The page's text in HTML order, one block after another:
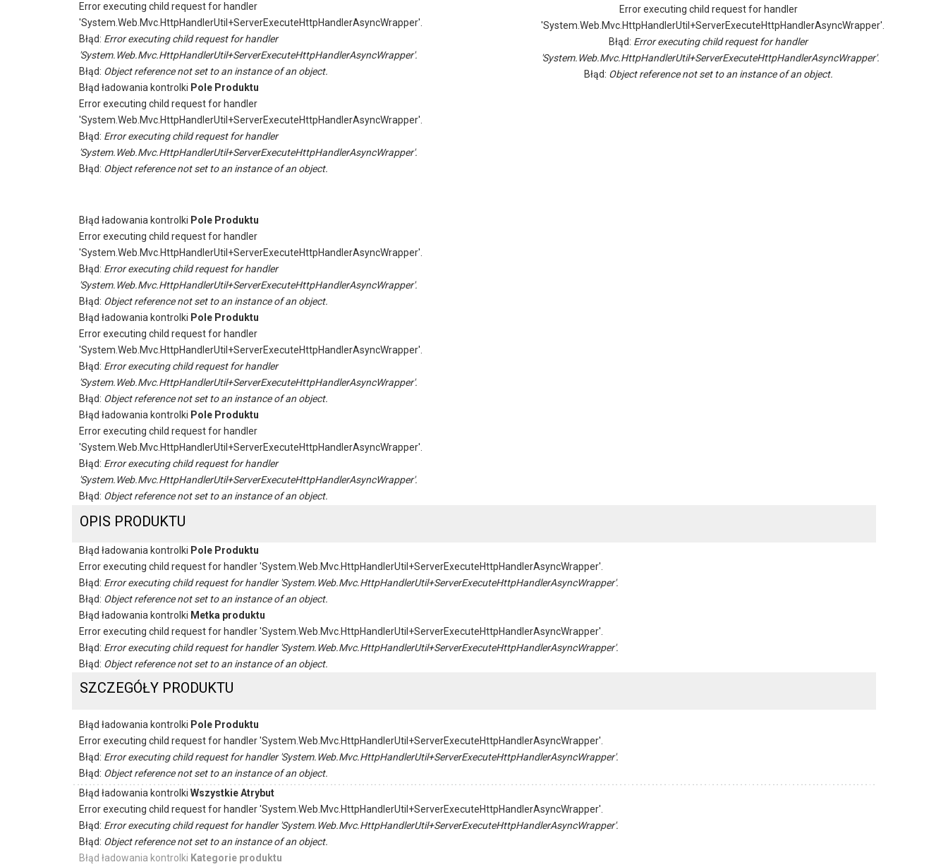
Error executing child request for handler
'System.Web.Mvc.HttpHandlerUtil+ServerExecuteHttpHandlerAsyncWrapper'.
Błąd: Error executing child request for handler
'System.Web.Mvc.HttpHandlerUtil+ServerExecuteHttpHandlerAsyncWrapper'.
Błąd: Object reference not set to an instance of an object.
Błąd ładowania kontrolki Pole Produktu
Error executing child request for handler
'System.Web.Mvc.HttpHandlerUtil+ServerExecuteHttpHandlerAsyncWrapper'.
Błąd: Error executing child request for handler
'System.Web.Mvc.HttpHandlerUtil+ServerExecuteHttpHandlerAsyncWrapper'.
Błąd: Object reference not set to an instance of an object.
Błąd ładowania kontrolki Pole Produktu
Error executing child request for handler
'System.Web.Mvc.HttpHandlerUtil+ServerExecuteHttpHandlerAsyncWrapper'.
Błąd: Error executing child request for handler
'System.Web.Mvc.HttpHandlerUtil+ServerExecuteHttpHandlerAsyncWrapper'.
Błąd: Object reference not set to an instance of an object.
Błąd ładowania kontrolki Pole Produktu
Error executing child request for handler
'System.Web.Mvc.HttpHandlerUtil+ServerExecuteHttpHandlerAsyncWrapper'.
Błąd: Error executing child request for handler
'System.Web.Mvc.HttpHandlerUtil+ServerExecuteHttpHandlerAsyncWrapper'.
Błąd: Object reference not set to an instance of an object.
Błąd ładowania kontrolki Pole Produktu
Error executing child request for handler
'System.Web.Mvc.HttpHandlerUtil+ServerExecuteHttpHandlerAsyncWrapper'.
Błąd: Error executing child request for handler
'System.Web.Mvc.HttpHandlerUtil+ServerExecuteHttpHandlerAsyncWrapper'.
Błąd: Object reference not set to an instance of an object.
Error executing child request for handler
'System.Web.Mvc.HttpHandlerUtil+ServerExecuteHttpHandlerAsyncWrapper'.
Błąd: Error executing child request for handler
'System.Web.Mvc.HttpHandlerUtil+ServerExecuteHttpHandlerAsyncWrapper'.
Błąd: Object reference not set to an instance of an object.
OPIS PRODUKTU
Błąd ładowania kontrolki Pole Produktu
Error executing child request for handler 'System.Web.Mvc.HttpHandlerUtil+ServerExecuteHttpHandlerAsyncWrapper'.
Błąd: Error executing child request for handler 'System.Web.Mvc.HttpHandlerUtil+ServerExecuteHttpHandlerAsyncWrapper'.
Błąd: Object reference not set to an instance of an object.
Błąd ładowania kontrolki Metka produktu
Error executing child request for handler 'System.Web.Mvc.HttpHandlerUtil+ServerExecuteHttpHandlerAsyncWrapper'.
Błąd: Error executing child request for handler 'System.Web.Mvc.HttpHandlerUtil+ServerExecuteHttpHandlerAsyncWrapper'.
Błąd: Object reference not set to an instance of an object.
SZCZEGÓŁY PRODUKTU
Błąd ładowania kontrolki Pole Produktu
Error executing child request for handler 'System.Web.Mvc.HttpHandlerUtil+ServerExecuteHttpHandlerAsyncWrapper'.
Błąd: Error executing child request for handler 'System.Web.Mvc.HttpHandlerUtil+ServerExecuteHttpHandlerAsyncWrapper'.
Błąd: Object reference not set to an instance of an object.
Błąd ładowania kontrolki Wszystkie Atrybut
Error executing child request for handler 'System.Web.Mvc.HttpHandlerUtil+ServerExecuteHttpHandlerAsyncWrapper'.
Błąd: Error executing child request for handler 'System.Web.Mvc.HttpHandlerUtil+ServerExecuteHttpHandlerAsyncWrapper'.
Błąd: Object reference not set to an instance of an object.
Błąd ładowania kontrolki Kategorie produktu